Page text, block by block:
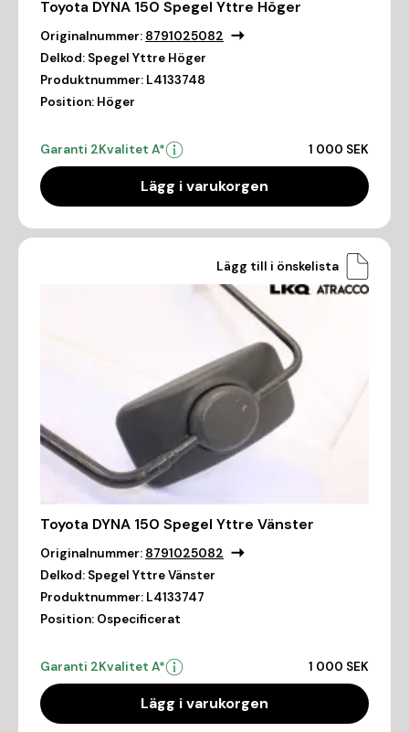
Toyota DYNA 150 Spegel Yttre Höger
Originalnummer: 8791025082
Delkod: Spegel Yttre Höger
Produktnummer: L4133748
Position: Höger
Garanti 2Kvalitet A* 1 000 SEK
Lägg i varukorgen
Lägg till i önskelista
Toyota DYNA 150 Spegel Yttre Vänster
Originalnummer: 8791025082
Delkod: Spegel Yttre Vänster
Produktnummer: L4133747
Position: Ospecificerat
Garanti 2Kvalitet A* 1 000 SEK
Lägg i varukorgen